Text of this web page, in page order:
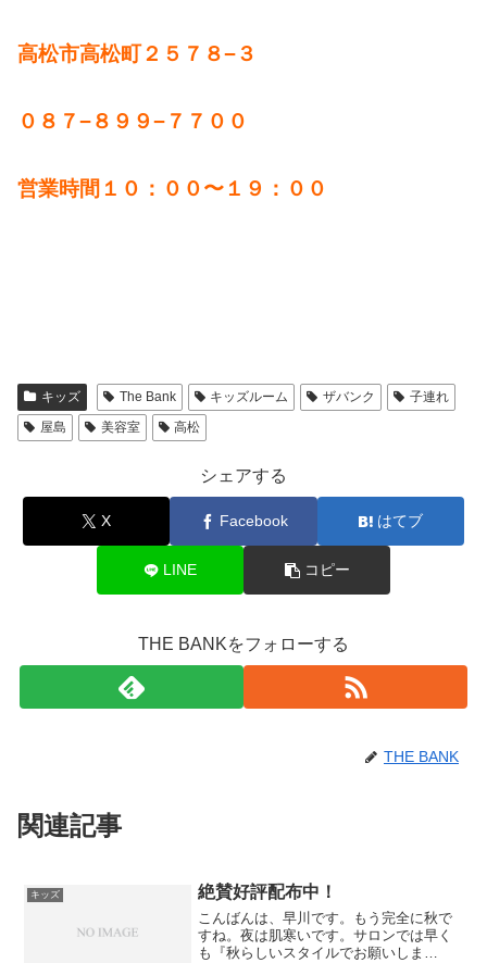
高松市高松町２５７８−３
０８７−８９９−７７００
営業時間１０：００〜１９：００
キッズ The Bank キッズルーム ザバンク
子連れ
屋島
美容室 高松
シェアする
X Facebook はてブ
LINE コピー
THE BANKをフォローする
THE BANK
関連記事
キッズ 絶賛好評配布中！
こんばんは、早川です。もう完全に秋で
すね。夜は肌寒いです。サロンでは早く
も『秋らしいスタイルでお願いしま